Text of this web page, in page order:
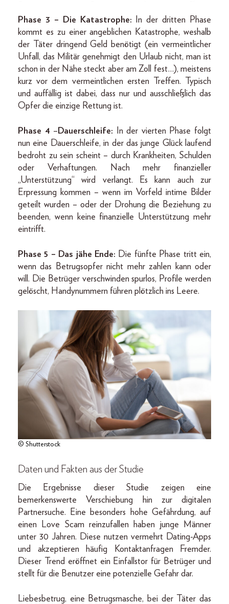
Phase 3 – Die Katastrophe: In der dritten Phase
kommt es zu einer angeblichen Katastrophe, weshalb
der Täter dringend Geld benötigt (ein vermeintlicher
Unfall, das Militär genehmigt den Urlaub nicht, man ist
schon in der Nähe steckt aber am Zoll fest…), meistens
kurz vor dem vermeintlichen ersten Treffen. Typisch
und auffällig ist dabei, dass nur und ausschließlich das
Opfer die einzige Rettung ist.
Phase 4 –Dauerschleife: In der vierten Phase folgt
nun eine Dauerschleife, in der das junge Glück laufend
bedroht zu sein scheint – durch Krankheiten, Schulden
oder Verhaftungen. Nach mehr finanzieller
„Unterstützung“ wird verlangt. Es kann auch zur
Erpressung kommen – wenn im Vorfeld intime Bilder
geteilt wurden – oder der Drohung die Beziehung zu
beenden, wenn keine finanzielle Unterstützung mehr
eintrifft.
Phase 5 – Das jähe Ende: Die fünfte Phase tritt ein,
wenn das Betrugsopfer nicht mehr zahlen kann oder
will. Die Betrüger verschwinden spurlos, Profile werden
gelöscht, Handynummern führen plötzlich ins Leere.
© Shutterstock
Daten und Fakten aus der Studie
Die Ergebnisse dieser Studie zeigen eine
bemerkenswerte Verschiebung hin zur digitalen
Partnersuche. Eine besonders hohe Gefährdung, auf
einen Love Scam reinzufallen haben junge Männer
unter 30 Jahren. Diese nutzen vermehrt Dating-Apps
und akzeptieren häufig Kontaktanfragen Fremder.
Dieser Trend eröffnet ein Einfallstor für Betrüger und
stellt für die Benutzer eine potenzielle Gefahr dar.
Liebesbetrug, eine Betrugsmasche, bei der Täter das